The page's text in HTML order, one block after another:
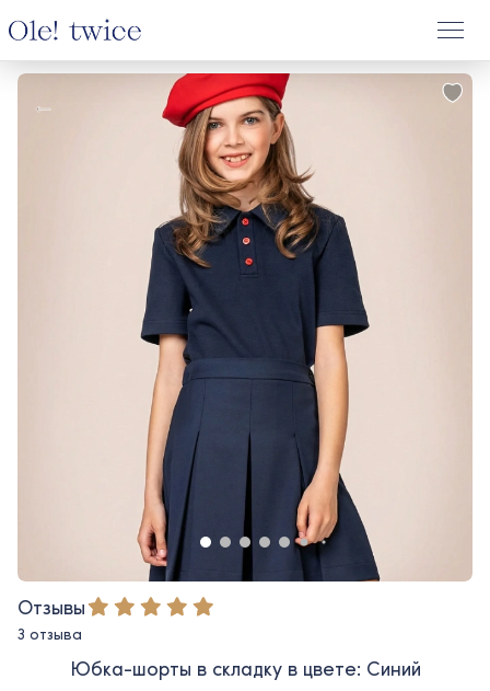
Отзывы
3 отзыва
Юбка-шорты в складку в цвете: Синий